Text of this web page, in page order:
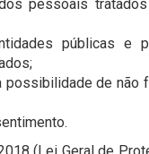
pessoais
públicas e
possibilidade de não